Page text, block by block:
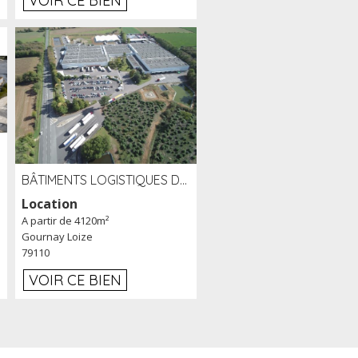
BÂTIMENTS LOGISTIQUES DE 31 500 M² À LOUER/À VENDRE SUR UN SITE DE 17 HA (79)
Location
A partir de 4120m²
Gournay Loize
79110
VOIR CE BIEN